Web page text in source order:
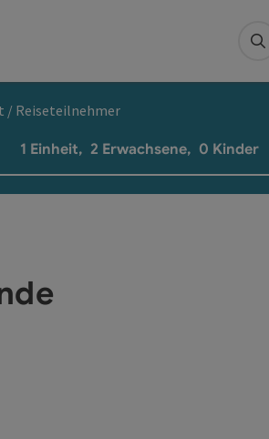
Einheit / Reiseteilnehmer
und Personenfelder
1 Einheit, 2 Erwachsene, 0 Kinder